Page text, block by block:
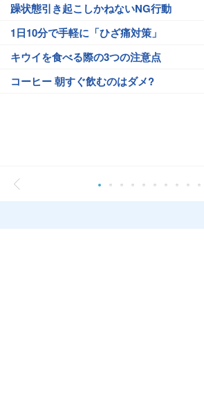
躁状態引き起こしかねないNG行動
1日10分で手軽に「ひざ痛対策」
キウイを食べる際の3つの注意点
コーヒー 朝すぐ飲むのはダメ?